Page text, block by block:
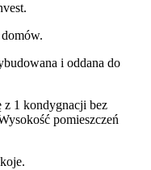
i oddana do
z 1 kondygnacji bez
pomieszczeń
.